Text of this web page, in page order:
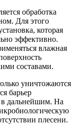
обработка
Для этого
которая
эффективно.
влажная
составами.
уничтожаются
барьер
дальнейшим. На
плесени.